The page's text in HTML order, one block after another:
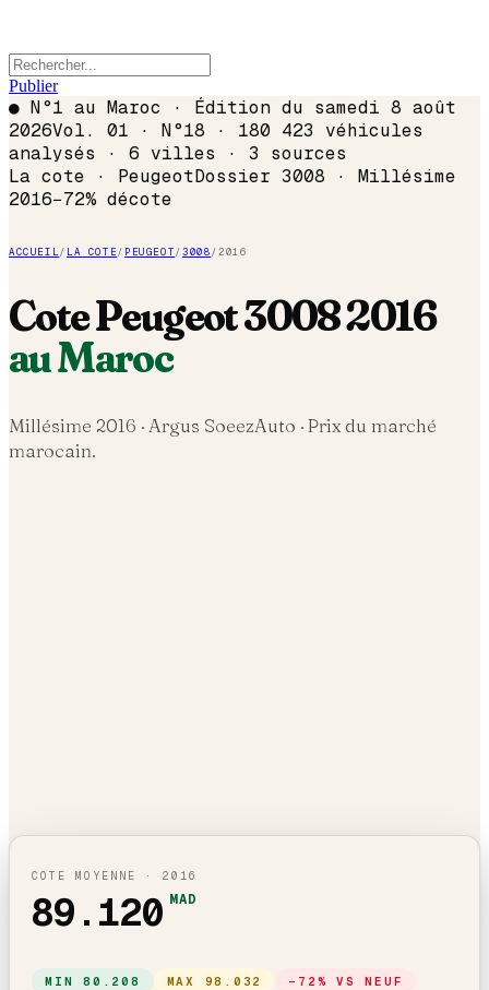
Publier
● N°1 au Maroc · Édition du samedi 8 août
2026Vol. 01 · N°18 · 180 423 véhicules
analysés · 6 villes · 3 sources
La cote · PeugeotDossier 3008 · Millésime
2016−72% décote
ACCUEIL/ LA COTE/ PEUGEOT/3008/2016
CotePeugeot30082016
au Maroc
Millésime 2016 · Argus SoeezAuto · Prix du marché
marocain.
COTE MOYENNE · 2016
89.120 MAD
MIN80.208 MAX 98.032 − 72 % VS NEUF